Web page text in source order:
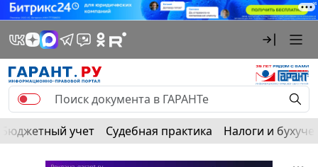
Бюджетный учет Судебная практика Налоги и